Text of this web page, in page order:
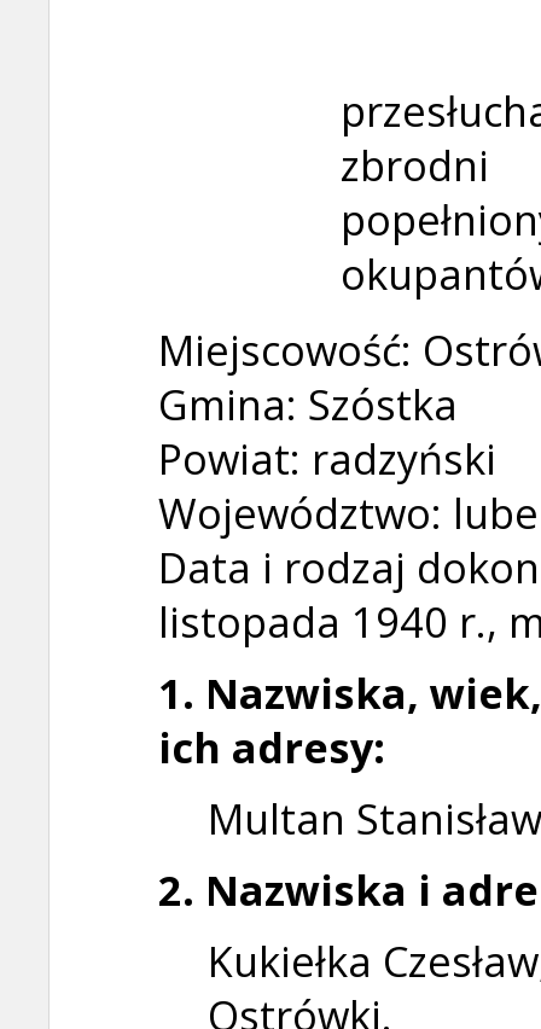
zbrodni
Miejscowość:
Gmina: Szóstka
Powiat: radzyński
Województwo:
Data i rodzaj
listopada 1940 r.,
1. Nazwiska,
ich adresy:
Multan
2. Nazwiska i
Kukiełka
Ostrówki.